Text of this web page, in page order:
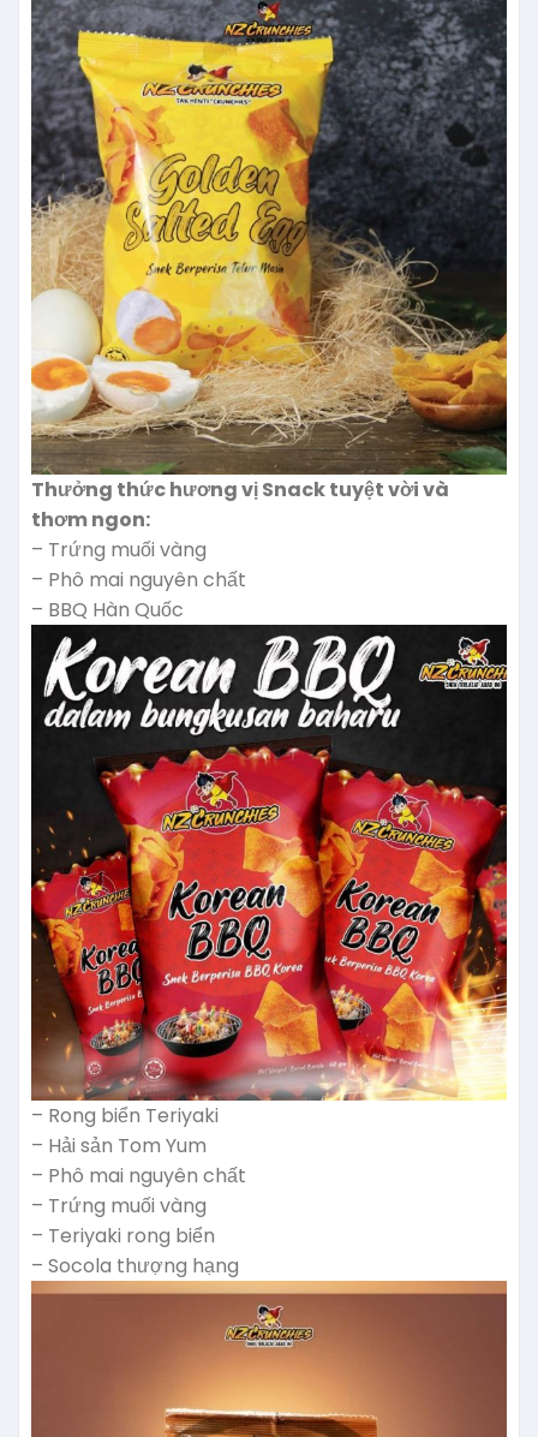
Thưởng thức hương vị Snack tuyệt vời và
thơm ngon:
– Trứng muối vàng
– Phô mai nguyên chất
– BBQ Hàn Quốc
– Rong biển Teriyaki
– Hải sản Tom Yum
– Phô mai nguyên chất
– Trứng muối vàng
– Teriyaki rong biển
– Socola thượng hạng